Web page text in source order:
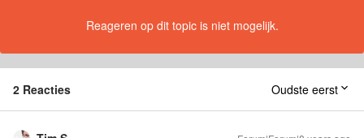
Reageren op dit topic is niet mogelijk.
2 Reacties Oudste eerst